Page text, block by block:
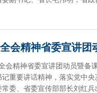
会精神省委宣讲团
会精神省委宣讲团动员暨备
重要讲话精神，落实党中
委、省委宣传部部长刘红兵